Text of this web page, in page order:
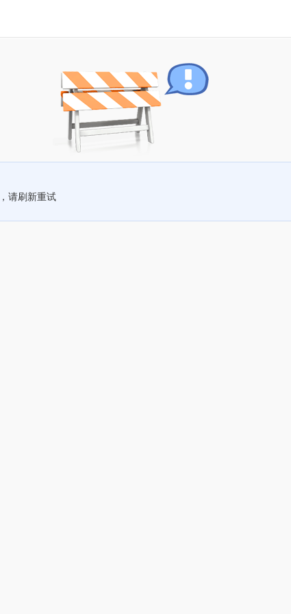
请刷新重试